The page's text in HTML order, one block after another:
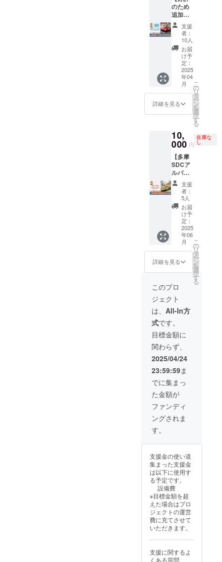
合で
も、本
リター
ンは履
行いた
しま
す。
ンと同
じ内容
になり
ます。
稚園・
小学
校・中
学校に
配布さ
れるわ
けでは
ありま
せん。
・イベ
ント当
日、雨
天時は
4/27(日)
ます。
順延日
いて
も、開
催当日
の天候
や、注
意報・
警報級
の気象
予報が
出され
た場
合、主
判断で
イベン
止とす
があり
ます。
ントが
中止に
なった
場合で
も、本
リター
ンは履
行しま
す。
地域の
誰もが
覗くこ
とがで
きる場
所で
す。定
期的に
子ども
食堂や
カフェ
も開催
してい
きやす
い場所
【注意
事項】
・備考
欄に、
掲載す
るお名
前(個
人・会
社・団
体名)を
ご記載
くださ
イベン
ト当
天時は
に順延
となり
順延日
程につ
いて
も、開
催当日
の天候
や、注
意報・
警報級
の気象
予報が
出され
た場
判断で
イベン
トを中
止とす
る場合
があり
ます。
・イベ
ントが
中止に
なった
場合で
も、本
リター
ンは履
ファス
トパス
お申込
みメー
ルを提
示くだ
さい。
【注意
事項】
・この
チケッ
ト１枚
につ
なりま
す。(2
人での
乗車も
可能で
す) ・こ
のチ
ケット
には、
ゴー
カート
乗車代
を含み
ます。
・0歳か
ら3歳の
お子さ
方の付
が必須
です。
・合計
体重は
100kg
までで
す。 ・
使用期
当イベ
ントの
当日限
りで
す。 ・
荒天時
は4月27
なり、
順延日
程にて
リター
ンを履
行いた
しま
す。順
延日程
も中止
の場合
に限
り、口
座振込
にて全
のため
追加！
ゴー
カート
ファス
トパ
ス】 数
量限定
ゴー
カート
のファ
ストパ
スで
す。 ・
ゴー
の受付
スタッ
フに、
クラウ
ドファ
ンディ
ングの
ファス
トパス
お申込
みメー
ルを提
示くだ
さい。
【注意
事項】
・この
につ
き、1回
分のご
利用に
なりま
す。(2
人での
乗車も
可能で
す) ・こ
のチ
ケット
には、
ゴー
カート
乗車代
を含み
ます。
お子さ
大人の
方の付
き添い
が必須
です。
・合計
体重は
100kg
までで
す。 ・
使用期
当イベ
支援
者：
10人
お届
け予
定：
2025
年04
月
詳細を見る
こ
の
リ
タ
ー
ン
を
選
択
す
る
10,
000 円
在庫な
し
【多摩
SDCア
ルバ
ム】 多
摩SDC
の普段
の活動
の様子
をまと
めたア
ルバム
をお送
りしま
す。 ・
ご支援
時に入
力して
いただ
いたお
届け先
に郵送
しま
す。
【注意
事項】
・イベ
ントが
中止の
場合で
も、本
リター
ンは履
行しま
す。 ・
日、雨
4/27(日)
に順延
となり
ます。
順延日
程につ
いて
も、開
催当日
の天候
や、注
警報級
支援
者：
5人
お届
け予
定：
2025
年06
月
詳細を見る
こ
の
リ
タ
ー
ン
を
選
択
す
る
このプロ
ジェクト
は、 All-In方
式です。
目標金額に
関わらず、
2025/04/24
23:59:59ま
でに集まっ
た金額が
ファンディ
ングされま
す。
支援金の使い道
集まった支援金
は以下に使用す
る予定です。
設備費
※目標金額を超
えた場合はプロ
ジェクトの運営
費に充てさせて
いただきます。
支援に関するよ
くある質問